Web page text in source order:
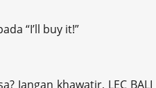
“I’ll buy it!”
Jangan khawatir, LEC BALI